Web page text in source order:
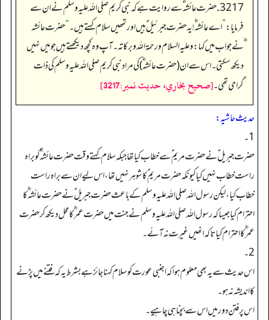
3217. حضرت عائشہ ؓ سے روایت ہے کہ نبی کریم صلی اللہ علیہ وسلم نے ان سے
فرمایا:”اے عائشہ ؓ! یہ حضرت جبرئیل ؑ ہیں اور تمھیں سلام کہتے ہیں۔“حضرت عائشہ
ؓنے جواب میں کہا: و عليه السلام ورحمة اللہ وبرکاته۔ آپ وہ کچھ دیکھتے ہیں جو میں نہیں
دیکھ سکتی۔ اس سے ان (حضرت عائشہ ؓ) کی مراد نبی کریم صلی اللہ علیہ وسلم کی ذات
گرامی تھی۔[صحيح بخاري، حديث نمبر:3217]
حدیث حاشیہ:
1۔
حضرت جبریل ؑ نے حضرت مریم ؑ سے خطاب کیا تھا جبکہ سلام کہتے وقت حضرت عائشہ ؓ کو براہ
راست خطاب نہیں کیا کیونکہ حضرت مریم ؑ کا شوہر نہیں تھا، اس لیے ان سے براہ راست
خطاب کیا، لیکن رسول اللہ صلی اللہ علیہ وسلم کے باعث حضرت جبریل ؑ نے حضرت عائشہ ؓ کا
احترام کیا جیسا کہ رسول اللہ صلی اللہ علیہ وسلم نے جنت میں حضرت عمر ؓ کا محل دیکھ کرحضرت
عمر ؓ کا احترام کیا تاکہ انھیں غیرت نہ آئے۔
2۔
اس حدیث سے یہ بھی معلوم ہوا کہ اجنبی عورت کو سلام کہنا جائز ہے بشرط یہ کہ فتنے میں پڑنے
کا اندیشہ نہ ہو۔
اس پر فتن دور میں اس سے بچنا ہی چاہیے۔